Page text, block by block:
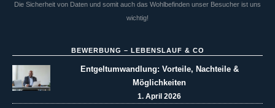
Die Sicherheit von Daten und somit auch das Wohlbefinden unser Besucher ist uns
wichtig!
BEWERBUNG – LEBENSLAUF & CO
Entgeltumwandlung: Vorteile, Nachteile &
Möglichkeiten
1. April 2026